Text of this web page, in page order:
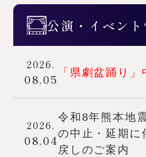
公演・イベン
2026.
08.05 「県劇盆踊り
2026.
08.04
令和8年熊本地
の中止・延期に
戻しのご案内